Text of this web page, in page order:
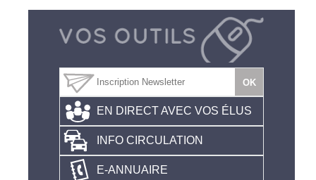
EN DIRECT AVEC VOS ÉLUS
INFO CIRCULATION
E-ANNUAIRE